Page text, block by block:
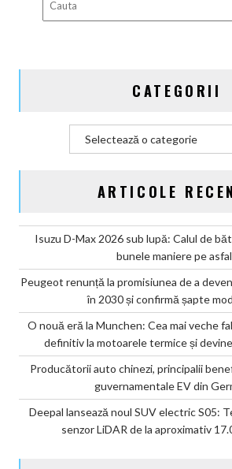
CATEGORII
ARTICOLE
Isuzu D-Max 2026 sub lupă: Calul de
bunele maniere pe
Peugeot renunță la promisiunea de a
în 2030 și confirmă șapte
O nouă eră la Munchen: Cea mai veche
definitiv la motoarele termice și
Producătorii auto chinezi, principalii
guvernamentale EV din
Deepal lansează noul SUV electric S05:
senzor LiDAR de la aproximativ